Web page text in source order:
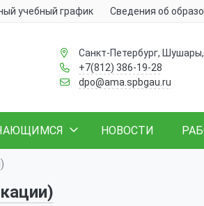
учебный график Сведения об
Санкт-Петербург,
+7(812) 386-19-28
dpo@ama.spbgau.ru
НОВОСТИ